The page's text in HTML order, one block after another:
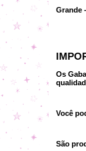
Grande
Os
Você
São